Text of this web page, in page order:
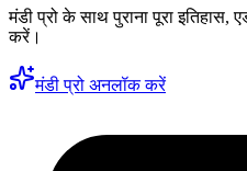
मंडी प्रो के साथ पुराना पूरा
करें।
मंडी प्रो अनलॉक करें